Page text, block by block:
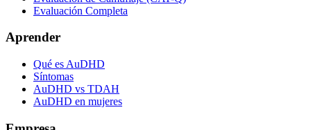
Evaluación Completa
Aprender
Qué es AuDHD
Síntomas
AuDHD vs TDAH
AuDHD en mujeres